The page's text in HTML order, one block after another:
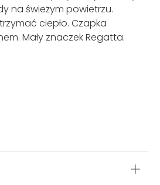
na świeżym powietrzu.
ciepło. Czapka
Mały znaczek Regatta.